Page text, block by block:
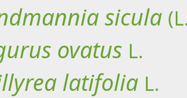
sicula
ovatus L.
latifolia L.